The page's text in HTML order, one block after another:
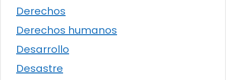
Derechos
Derechos humanos
Desarrollo
Desastre